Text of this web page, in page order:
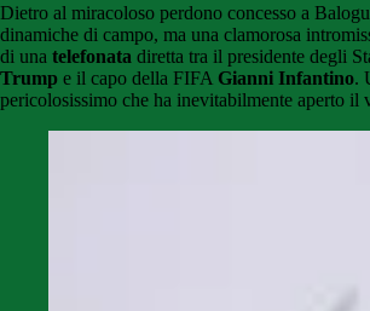
Dietro al miracoloso perdono concesso a
dinamiche di campo, ma una clamorosa
di una telefonata diretta tra il presidente degli
Trump e il capo della FIFA Gianni Infantino.
pericolosissimo che ha inevitabilmente aperto il